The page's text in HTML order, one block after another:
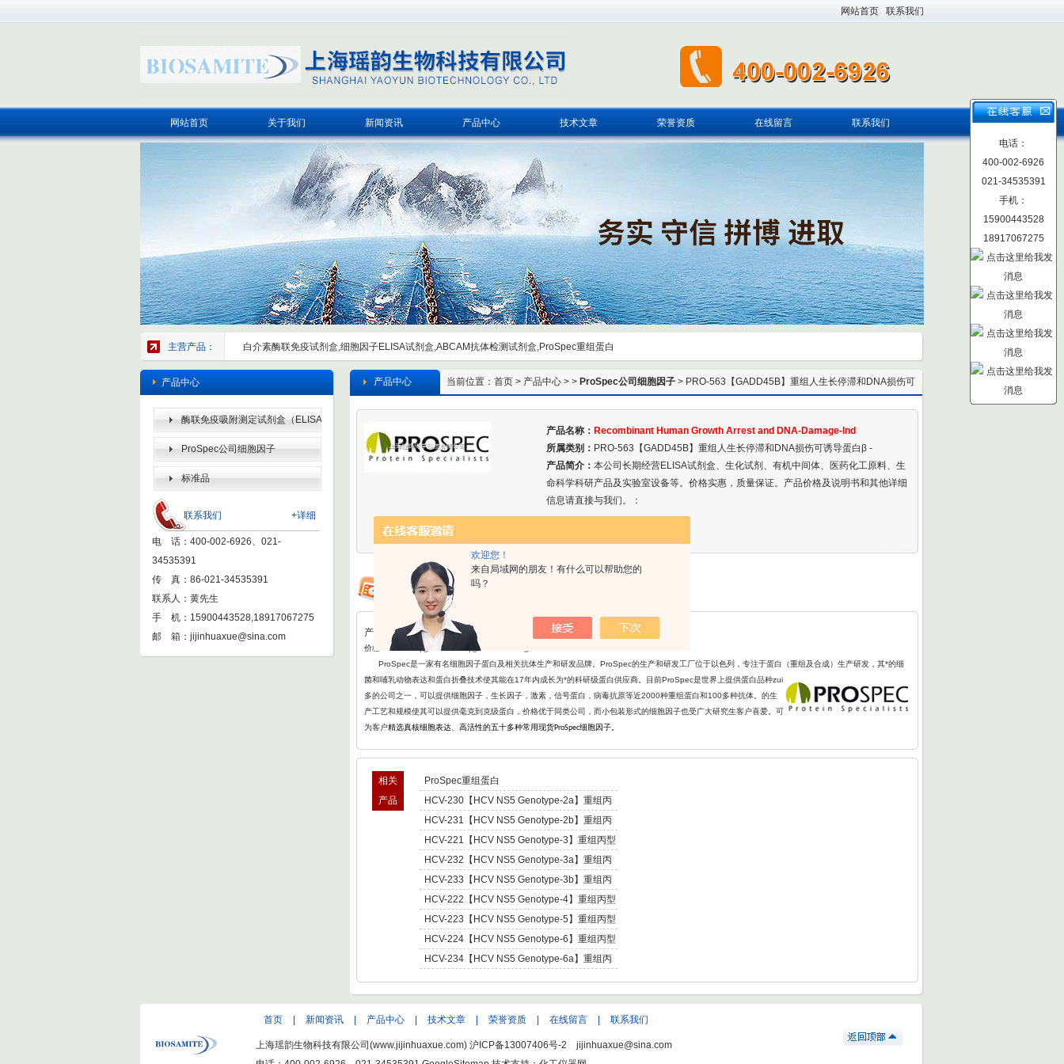
欢迎您！
来自局域网的朋友！有什么可以帮助您的
吗？
网站首页 联系我们
网站首页 关于我们 新闻资讯 产品中心 技术文章 荣誉资质 在线留言 联系我们
主营产品： 白介素酶联免疫试剂盒,细胞因子ELISA试剂盒,ABCAM抗体检测试剂盒,ProSpec重组蛋白
产品中心
酶联免疫吸附测定试剂盒（ELISA
KIT） ProSpec公司细胞因子
标准品
+详细
联系我们
电 话：400-002-6926、021-
34535391
传 真：86-021-34535391
联系人：黄先生
手 机：15900443528,18917067275
邮 箱： jijinhuaxue@sina.com
当前位置： 首页 > 产品中心 > > ProSpec公司细胞因子 > PRO-563【GADD45B】重组人生长停滞和DNA损伤可
产品中心
产品名称： Recombinant Human Growth Arrest and DNA-Damage-Ind
所属类别： PRO-563【GADD45B】重组人生长停滞和DNA损伤可诱导蛋白β -
产品简介： 本公司长期经营ELISA试剂盒、生化试剂、有机中间体、医药化工原料、生
命科学科研产品及实验室设备等。价格实惠，质量保证。产品价格及说明书和其他详细
信息请直接与我们。：
产品详情
价格: ￥800/10μg ￥2080/50μg ￥28800/1mg
ProSpec是一家有名细胞因子蛋白及相关抗体生产和研发品牌。ProSpec的生产和研发工厂位于以色列，专注于蛋白（重组及合成）生产研发，其*的细
菌和哺乳动物表达和蛋白折叠技术使其能在17年内成长为*的科研级蛋白供应商。目前ProSpec是世界上提供蛋白品种zui
多的公司之一，可以提供细胞因子，生长因子，激素，信号蛋白，病毒抗原等近2000种重组蛋白和100多种抗体。的生
产工艺和规模使其可以提供毫克到克级蛋白，价格优于同类公司，而小包装形式的细胞因子也受广大研究生客户喜爱。可
为客户精选真核细胞表达、高活性的五十多种常用现货ProSpec细胞因子。
相关
产品
ProSpec重组蛋白
HCV-230【HCV NS5 Genotype-2a】重组丙
型肝炎病毒NS5,基因型2a -Recombinant
Hepatitis C Virus NS5 enotype-2a
HCV-231【HCV NS5 Genotype-2b】重组丙
型肝炎病毒NS5,基因型2b -Recombinant
Hepatitis C Virus NS5 enotype-2b
HCV-221【HCV NS5 Genotype-3】重组丙型
肝炎病毒NS5,基因型3 -Recombinant Hepatitis
C Virus NS5 enotype-3
HCV-232【HCV NS5 Genotype-3a】重组丙
型肝炎病毒NS5,基因型3a -Recombinant
Hepatitis C Virus NS5 enotype-3a
HCV-233【HCV NS5 Genotype-3b】重组丙
型肝炎病毒NS5,基因型3b -Recombinant
Hepatitis C Virus NS5 enotype-3b
HCV-222【HCV NS5 Genotype-4】重组丙型
肝炎病毒NS5,基因型4 -Recombinant Hepatitis
C Virus NS5 enotype-4
HCV-223【HCV NS5 Genotype-5】重组丙型
肝炎病毒NS5,基因型5 -Recombinant Hepatitis
C Virus NS5 enotype-5
HCV-224【HCV NS5 Genotype-6】重组丙型
肝炎病毒NS5,基因型6 -Recombinant Hepatitis
HCV-234【HCV NS5 Genotype-6a】重组丙
Hepatitis C Virus NS5 enotype-6a
首页 新闻资讯 产品中心 技术文章 荣誉资质 在线留言 联系我们
上海瑶韵生物科技有限公司(www.jijinhuaxue.com) 沪ICP备13007406号-2
jijinhuaxue@sina.com
电话：
400-002-6926
021-34535391
手机：
15900443528
18917067275